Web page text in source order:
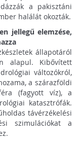
a pakisztáni
halálát okozták.
jellegű elemzése,
állapotáról
alapul. Kibővített
változókról,
a szárazföldi
(fagyott víz), a
katasztrófák.
távérzékelési
szimulációkat a